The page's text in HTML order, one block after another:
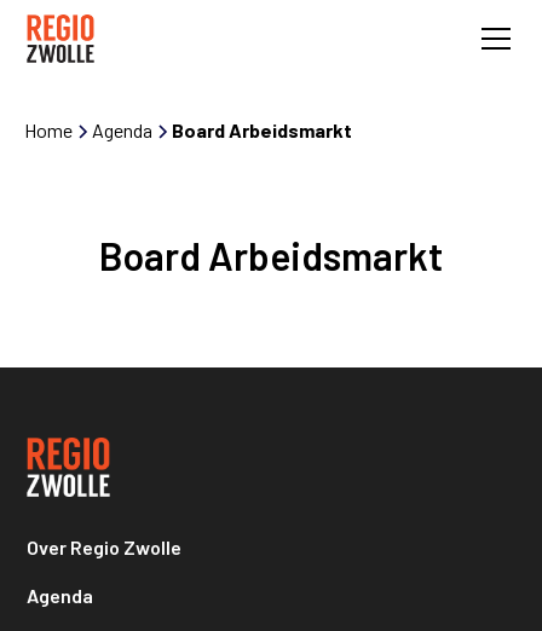
Home Agenda Board Arbeidsmarkt
Board Arbeidsmarkt
Over Regio Zwolle
Agenda